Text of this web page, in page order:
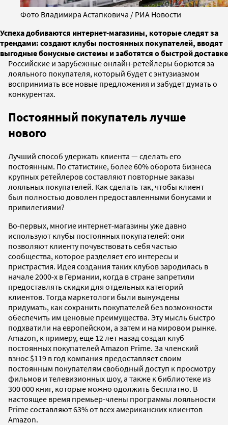
Фото Владимира Астапковича / РИА Новости
Успеха добиваются интернет-магазины, которые следят за
трендами: создают клубы постоянных покупателей, вводят
выгодные бонусные системы и заботятся о быстрой доставке
Российские и зарубежные онлайн-ретейлеры борются за
лояльного покупателя, который будет с энтузиазмом
воспринимать все новые предложения и забудет думать о
конкурентах.
Постоянный покупатель лучше
нового
Лучший способ удержать клиента — сделать его
постоянным. По статистике, более 60% оборота бизнеса
крупных ретейлеров составляют повторные заказы
лояльных покупателей. Как сделать так, чтобы клиент
был полностью доволен предоставленными бонусами и
привилегиями?
Во-первых, многие интернет-магазины уже давно
используют клубы постоянных покупателей: они
позволяют клиенту почувствовать себя частью
сообщества, которое разделяет его интересы и
пристрастия. Идея создания таких клубов зародилась в
начале 2000-х в Германии, когда в стране запретили
предоставлять скидки для отдельных категорий
клиентов. Тогда маркетологи были вынуждены
придумать, как сохранить покупателей без возможности
обеспечить им ценовые преимущества. Эту мысль быстро
подхватили на европейском, а затем и на мировом рынке.
Amazon, к примеру, еще 12 лет назад создал клуб
постоянных покупателей Amazon Prime. За членский
взнос $119 в год компания предоставляет своим
постоянным покупателям свободный доступ к просмотру
фильмов и телевизионных шоу, а также к библиотеке из
300 000 книг, которые можно одолжить бесплатно. В
настоящее время премьер-члены программы лояльности
Prime составляют 63% от всех американских клиентов
Amazon.